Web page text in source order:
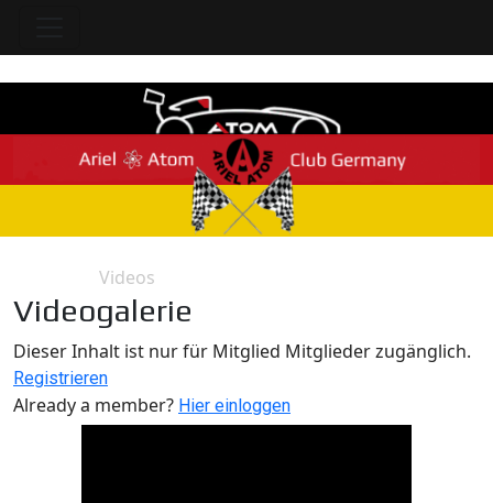
Videos
Videogalerie
Videos
Dieser Inhalt ist nur für Mitglied Mitglieder zugänglich.
Registrieren
Already a member? Hier einloggen